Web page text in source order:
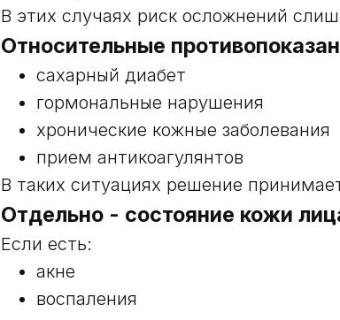
В этих случаях риск осложнений
Относительные
сахарный диабет
гормональные нарушения
хронические кожные заболевания
прием антикоагулянтов
В таких ситуациях решение
Отдельно - состояние кожи
Если есть:
акне
воспаления